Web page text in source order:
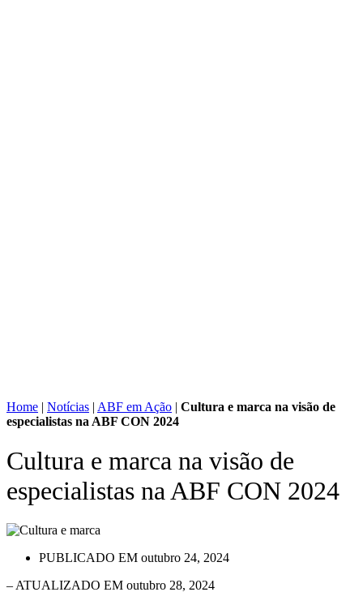
Home | Notícias | ABF em Ação | Cultura e marca na visão de
especialistas na ABF CON 2024
Cultura e marca na visão de
especialistas na ABF CON 2024
PUBLICADO EM outubro 24, 2024
– ATUALIZADO EM outubro 28, 2024